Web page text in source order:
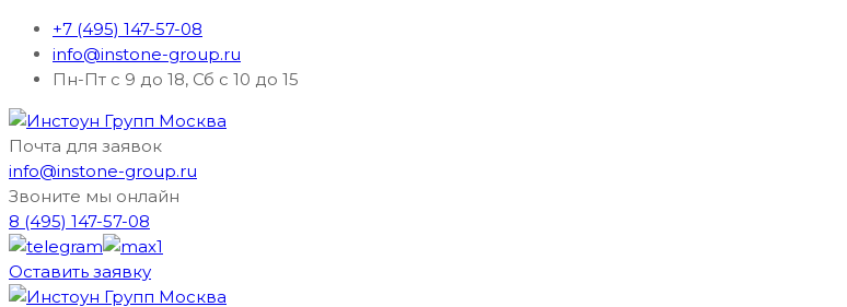
+7 (495) 147-57-08
info@instone-group.ru
Пн-Пт с 9 до 18, Сб с 10 до 15
Почта для заявок
info@instone-group.ru
Звоните мы онлайн
8 (495) 147-57-08
Оставить заявку